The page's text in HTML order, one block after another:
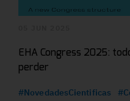
EHA Congress 2025:
perder
#NovedadesCientificas